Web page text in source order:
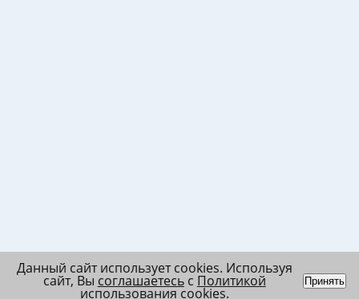
Данный сайт использует cookies. Используя
сайт, Вы соглашаетесьс Политикой
использования cookies.
Принять